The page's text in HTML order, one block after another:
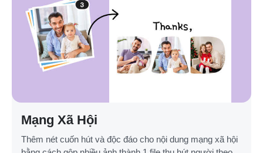
Mạng Xã Hội
Thêm nét cuốn hút và độc đáo cho nội dung mạng xã hội